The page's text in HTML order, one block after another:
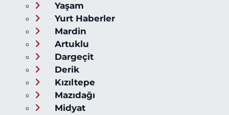
Yaşam
Yurt Haberler
Mardin
Artuklu
Dargeçit
Derik
Kızıltepe
Mazıdağı
Midyat